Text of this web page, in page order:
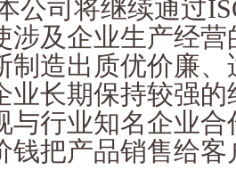
公司将继续通过
涉及企业生产经
制造出质优价廉
业长期保持较强
与行业知名企业
钱把产品销售给客